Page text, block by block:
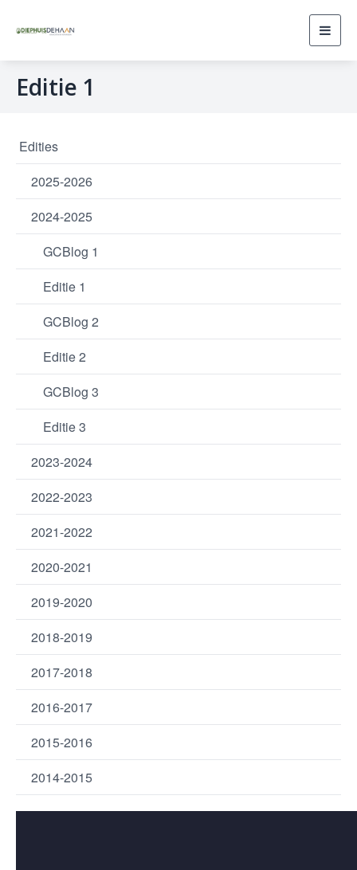
Editie 1
Edities
2025-2026
2024-2025
GCBlog 1
Editie 1
GCBlog 2
Editie 2
GCBlog 3
Editie 3
2023-2024
2022-2023
2021-2022
2020-2021
2019-2020
2018-2019
2017-2018
2016-2017
2015-2016
2014-2015